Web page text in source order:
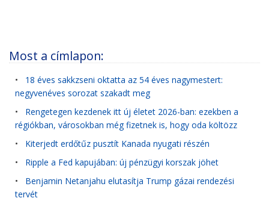
Most a címlapon:
• 18 éves sakkzseni oktatta az 54 éves nagymestert:
negyvenéves sorozat szakadt meg
• Rengetegen kezdenek itt új életet 2026-ban: ezekben a
régiókban, városokban még fizetnek is, hogy oda költözz
• Kiterjedt erdőtűz pusztít Kanada nyugati részén
• Ripple a Fed kapujában: új pénzügyi korszak jöhet
• Benjamin Netanjahu elutasítja Trump gázai rendezési
tervét